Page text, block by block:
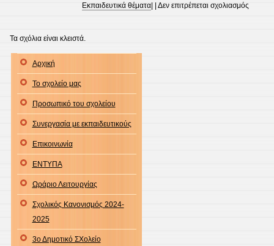
Εκπαιδευτικά θέματα | |Δεν επιτρέπεται σχολιασμός
Τα σχόλια είναι κλειστά.
Αρχική
Το σχολείο μας
Προσωπικό του σχολείου
Συνεργασία με εκπαιδευτικούς
Επικοινωνία
ΕΝΤΥΠΑ
Ωράριο Λειτουργίας
Σχολικός Κανονισμός 2024-
2025
3ο Δημοτικό ΣΧολείο